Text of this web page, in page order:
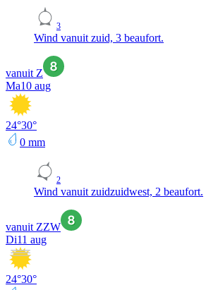
3
Wind vanuit zuid, 3 beaufort.
vanuit Z
Ma10 aug
24°30°
0 mm
2
Wind vanuit zuidzuidwest, 2 beaufort.
vanuit ZZW
Di11 aug
24°30°